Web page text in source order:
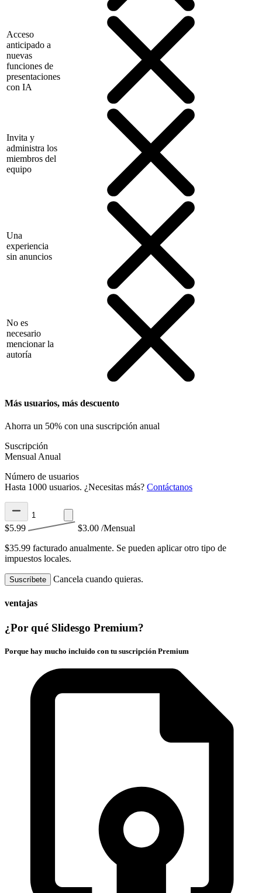
Acceso
anticipado a
nuevas
funciones de
presentaciones
con IA
Invita y
administra los
miembros del
equipo
Una
experiencia
sin anuncios
No es
necesario
mencionar la
autoría
Más usuarios, más descuento
Ahorra un 50% con una suscripción anual
Suscripción
Mensual Anual
Número de usuarios
Hasta 1000 usuarios. ¿Necesitas más? Contáctanos
$5.99 $3.00 /Mensual
$35.99 facturado anualmente. Se pueden aplicar otro tipo de
impuestos locales.
Suscríbete Cancela cuando quieras.
ventajas
¿Por qué Slidesgo Premium?
Porque hay mucho incluido con tu suscripción Premium